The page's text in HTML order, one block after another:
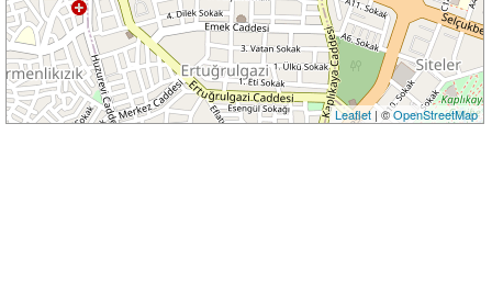
Leaflet| ©OpenStreetMap